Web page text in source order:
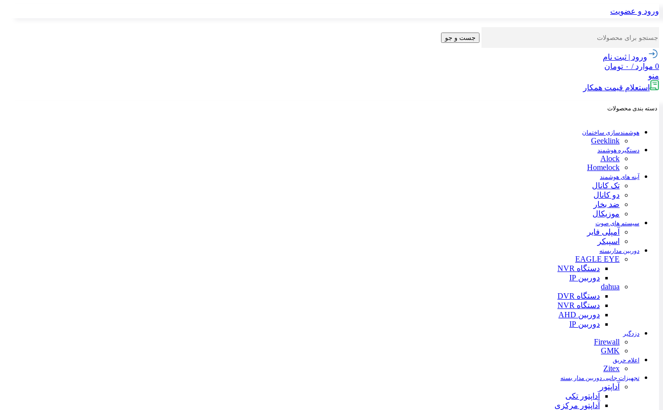
ورود و عضویت
جست و جو
ورود | ثبت نام
0 موارد / ۰ تومان
منو
استعلام قیمت همکار
دسته بندی محصولات
هوشمندسازی ساختمان
Geeklink
دستگیره هوشمند
Alock
Homelock
آینه های هوشمند
تک کانال
دو کانال
ضد بخار
موزیکال
سیستم های صوت
آمپلی فایر
اسپیکر
دوربین مداربسته
EAGLE EYE
دستگاه NVR
دوربین IP
dahua
دستگاه DVR
دستگاه NVR
دوربین AHD
دوربین IP
دزدگیر
Firewall
GMK
اعلام حریق
Zitex
تجهیزات جانبی دوربین مدار بسته
آداپتور
آداپتور تکی
آداپتور مرکزی